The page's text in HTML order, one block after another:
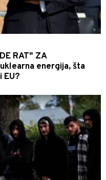
RAT" ZA
energija, šta
EU?